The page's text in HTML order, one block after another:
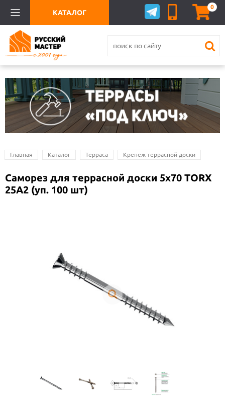
0
КАТАЛОГ
Главная Каталог Терраса Крепеж террасной доски
Саморез для террасной доски 5х70 TORX
25A2 (уп. 100 шт)